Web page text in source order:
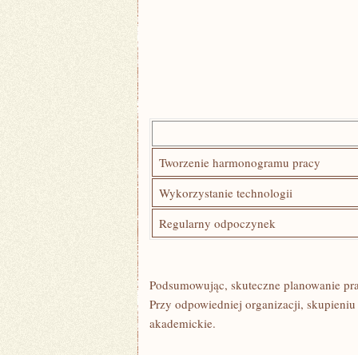
Tworzenie ‌harmonogramu pracy
Wykorzystanie technologii
Regularny odpoczynek
Podsumowując, skuteczne ‌planowanie
Przy odpowiedniej organizacji,
akademickie.